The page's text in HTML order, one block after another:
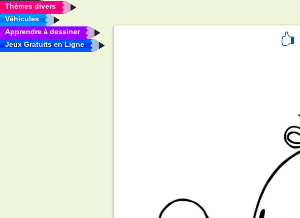
Thèmes divers
Véhicules
Apprendre à dessiner
Jeux Gratuits en Ligne